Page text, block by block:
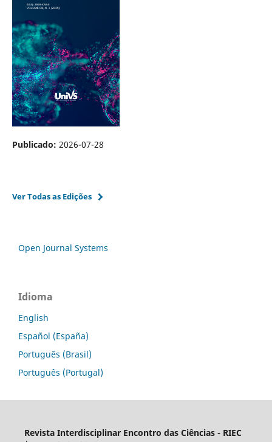
Publicado: 2026-07-28
Ver Todas as Edições
Open Journal Systems
Idioma
English
Español (España)
Português (Brasil)
Português (Portugal)
Revista Interdisciplinar Encontro das Ciências - RIEC